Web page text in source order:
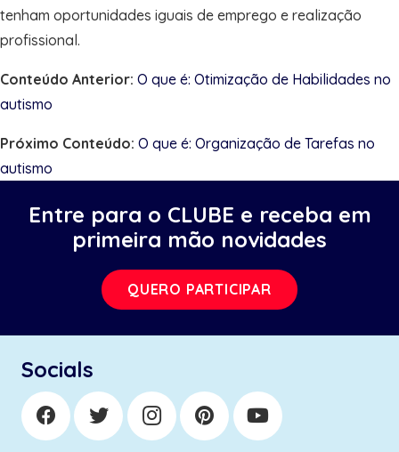
tenham oportunidades iguais de emprego e realização
profissional.
Conteúdo Anterior: O que é: Otimização de Habilidades no
autismo
Próximo Conteúdo: O que é: Organização de Tarefas no
autismo
Entre para o CLUBE e receba em
primeira mão novidades
QUERO PARTICIPAR
Socials